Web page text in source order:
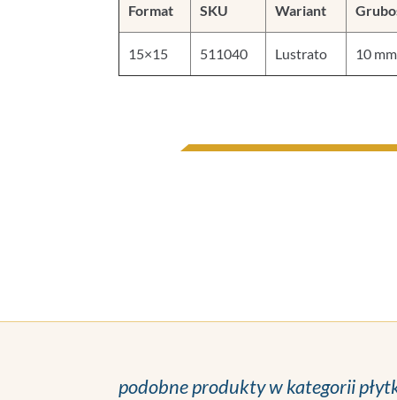
Format SKU Wariant
15×15 511040 Lustrato 10 mm
podobne produkty w kategorii